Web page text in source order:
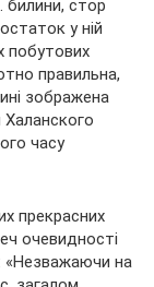
билини, стор
у ній
побутових
правильна,
зображена
часу
прекрасних
очевидності
«Незважаючи на